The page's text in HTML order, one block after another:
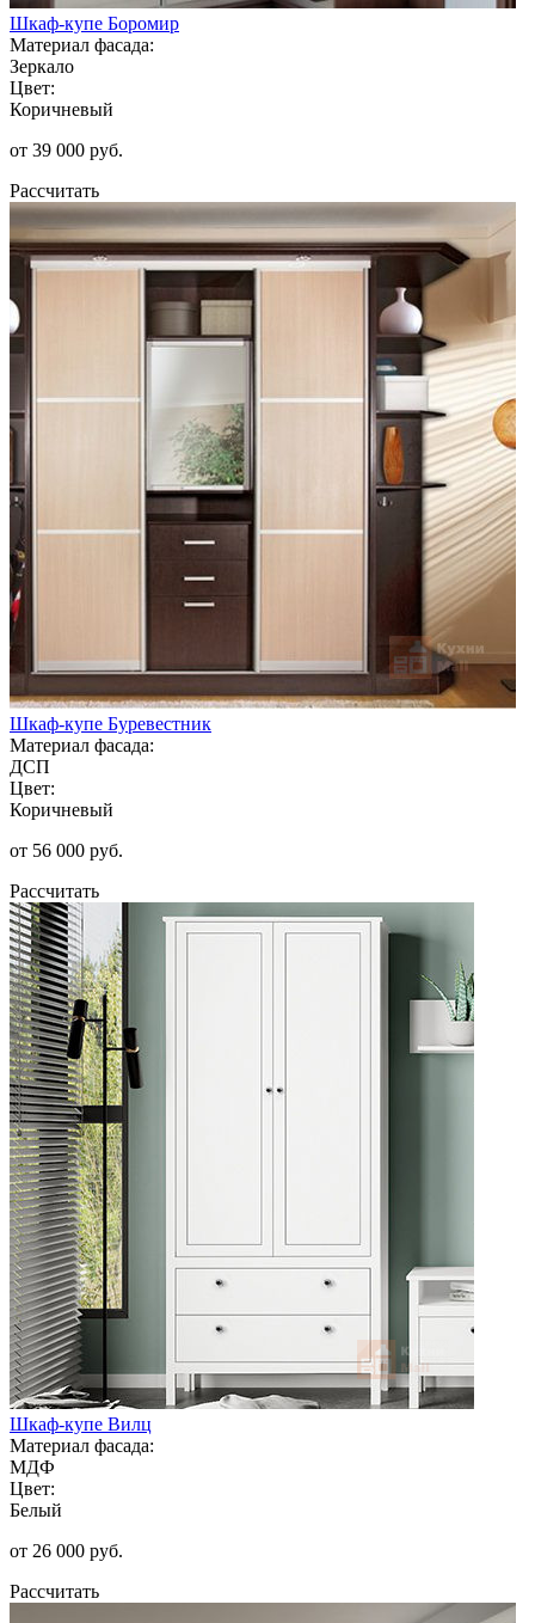
Шкаф-купе Боромир
Материал фасада:
Зеркало
Цвет:
Коричневый
от 39 000 руб.
Рассчитать
Шкаф-купе Буревестник
Материал фасада:
ДСП
Цвет:
Коричневый
от 56 000 руб.
Рассчитать
Шкаф-купе Вилц
Материал фасада:
МДФ
Цвет:
Белый
от 26 000 руб.
Рассчитать